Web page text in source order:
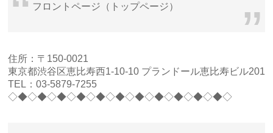
フロントページ（トップページ）
住所：〒150-0021
東京都渋谷区恵比寿西1-10-10 プランドール恵比寿ビル201
TEL：03-5879-7255
◇◆◇◆◇◆◇◆◇◆◇◆◇◆◇◆◇◆◇◆◇◆◇